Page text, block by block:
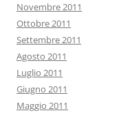
Novembre 2011
Ottobre 2011
Settembre 2011
Agosto 2011
Luglio 2011
Giugno 2011
Maggio 2011